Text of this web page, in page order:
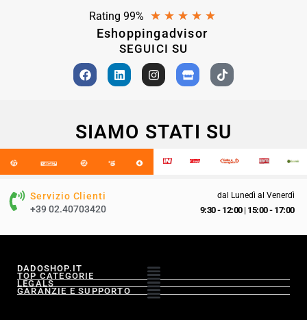
Rating 99% ★ ★ ★ ★ ★
Eshoppingadvisor
SEGUICI SU
SIAMO STATI SU
Servizio Clienti
+39 02.40703420
dal Lunedì al Venerdì
9:30 - 12:00| 15:00 - 17:00
DADOSHOP.IT
TOP CATEGORIE
LEGALS
GARANZIE E SUPPORTO